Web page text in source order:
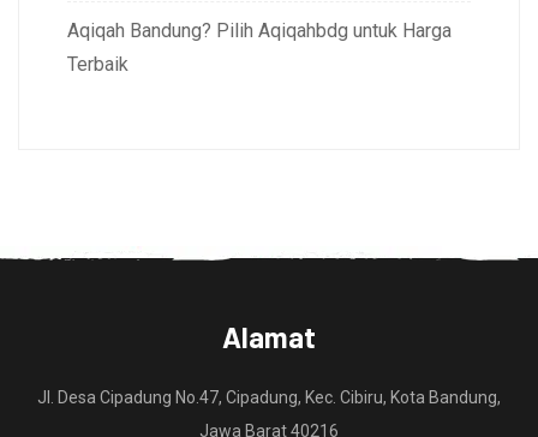
Aqiqah Bandung? Pilih Aqiqahbdg untuk Harga
Terbaik
Alamat
Jl. Desa Cipadung No.47, Cipadung, Kec. Cibiru, Kota Bandung,
Jawa Barat 40216